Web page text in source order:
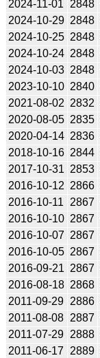
2024-11-01
2848
2024-10-29 2848
2024-10-25 2848
2024-10-24 2848
2024-10-03 2848
2023-10-10 2840
2021-08-02 2832
2020-08-05 2835
2020-04-14 2836
2018-10-16 2844
2017-10-31 2853
2016-10-12 2866
2016-10-11
2867
2016-10-10 2867
2016-10-07 2867
2016-10-05 2867
2016-09-21 2867
2016-08-18 2868
2011-09-29 2886
2011-08-08 2887
2011-07-29 2888
2011-06-17
2889